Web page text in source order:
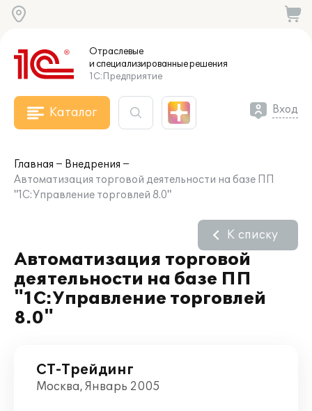
Отраслевые
и специализированныерешения
1С:Предприятие
Каталог Вход
Главная
Внедрения
Автоматизация торговой деятельности на базе ПП
"1С:Управление торговлей 8.0"
Автоматизация торговой
деятельности на базе ПП
"1С:Управление торговлей
8.0"
К списку
СТ-Трейдинг
Москва, Январь 2005